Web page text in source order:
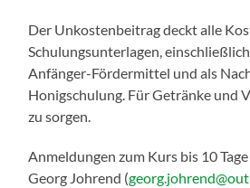
Der Unkostenbeitrag deckt alle
Schulungsunterlagen,
Anfänger-Fördermittel und als
Honigschulung. Für Getränke und
zu sorgen.
Anmeldungen zum Kurs bis 10
Georg Johrend (